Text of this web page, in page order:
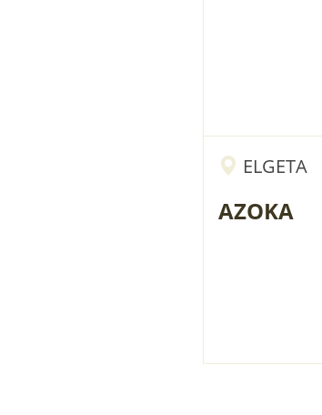
ELGETA
AZOKA